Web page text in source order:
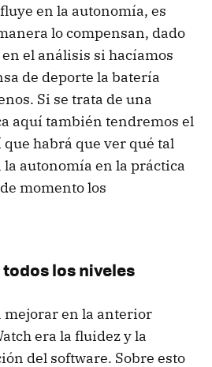
en la autonomía, es
lo compensan, dado
el análisis si hacíamos
de deporte la batería
Si se trata de una
aquí también tendremos el
que habrá que ver qué tal
la autonomía en la práctica
momento los
los niveles
mejorar en la anterior
era la fluidez y la
del software. Sobre esto